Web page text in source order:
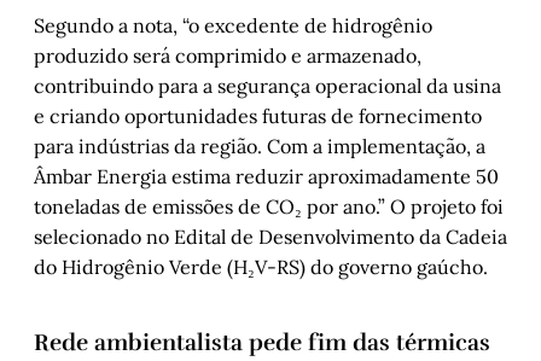
Segundo a nota, “o excedente de hidrogênio
produzido será comprimido e armazenado,
contribuindo para a segurança operacional da usina
e criando oportunidades futuras de fornecimento
para indústrias da região. Com a implementação, a
Âmbar Energia estima reduzir aproximadamente 50
toneladas de emissões de CO₂ por ano.” O projeto foi
selecionado no Edital de Desenvolvimento da Cadeia
do Hidrogênio Verde (H₂V-RS) do governo gaúcho.
Rede ambientalista pede fim das térmicas